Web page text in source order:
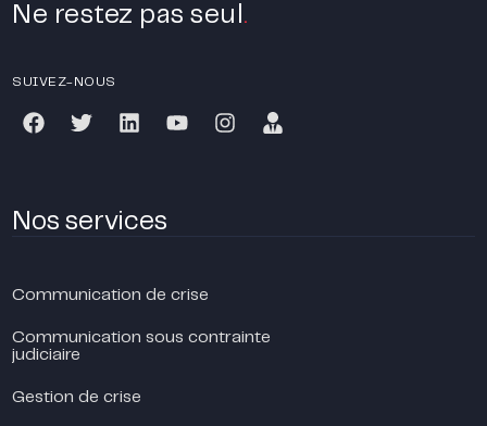
Ne restez pas seul .
SUIVEZ-NOUS
Nos services
Communication de crise
Communication sous contrainte
judiciaire
Gestion de crise